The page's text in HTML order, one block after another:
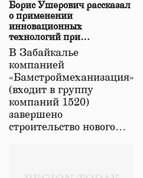
Борис Ушерович рассказал
о применении
инновационных
технологий при
строительстве нового моста
в Забайкалье
В Забайкалье
компанией
«Бамстроймеханизация»
(входит в группу
компаний 1520)
завершено
строительство нового…